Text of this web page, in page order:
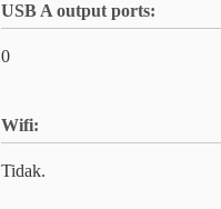
USB A output ports:
0
Wifi:
Tidak.